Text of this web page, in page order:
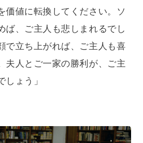
価値に転換してください。ソ
ば、ご主人も悲しまれるでし
で立ち上がれば、ご主人も喜
夫人とご一家の勝利が、ご主
しょう」